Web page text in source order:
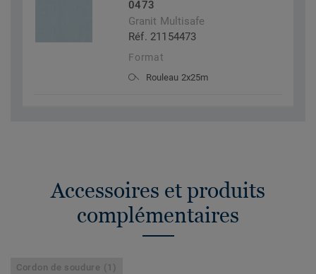
0473
Granit Multisafe
Réf. 21154473
Format
Rouleau 2x25m
Accessoires et produits
complémentaires
Cordon de soudure (1)